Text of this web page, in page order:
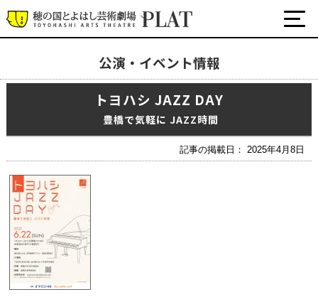
公演・イベント情報
トヨハシ JAZZ DAY
豊橋で気軽に JAZZ時間
記事の掲載日： 2025年4月8日
最新の公演・イベント情報
演劇・ダンス・音楽など
ワークショップ・講座
イベント
プラットについて
チケット・座席表・鑑賞サポートなど
施設の利用について